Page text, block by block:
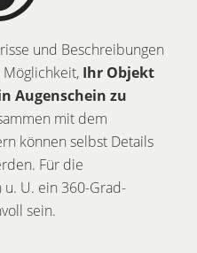
und Beschreibungen
Ihr Objekt
Augenschein zu
mit dem
können selbst Details
Für die
U. ein 360-Grad-
sein.